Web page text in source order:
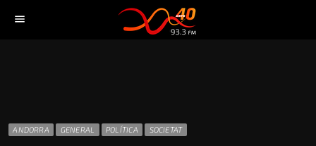
menu
ANDORRA GENERAL POLÍTICA SOCIETAT